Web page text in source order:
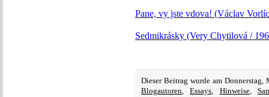
Pane, vy jste vdova! (Václav
Sedmikrásky (Very Chytilová /
Dieser Beitrag wurde am
Blogautoren,Essays, Hinweise,